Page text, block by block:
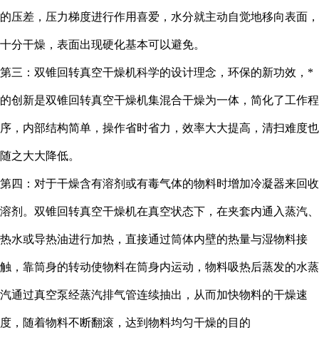
的压差，压力梯度进行作用喜爱，水分就主动自觉地移向表面，
十分干燥，表面出现硬化基本可以避免。
第三：双锥回转真空干燥机科学的设计理念，环保的新功效，*
的创新是双锥回转真空干燥机集混合干燥为一体，简化了工作程
序，内部结构简单，操作省时省力，效率大大提高，清扫难度也
随之大大降低。
第四：对于干燥含有溶剂或有毒气体的物料时增加冷凝器来回收
溶剂。双锥回转真空干燥机在真空状态下，在夹套内通入蒸汽、
热水或导热油进行加热，直接通过筒体内壁的热量与湿物料接
触，靠筒身的转动使物料在筒身内运动，物料吸热后蒸发的水蒸
汽通过真空泵经蒸汽排气管连续抽出，从而加快物料的干燥速
度，随着物料不断翻滚，达到物料均匀干燥的目的